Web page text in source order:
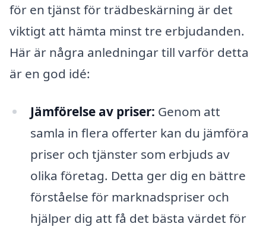
för en tjänst för trädbeskärning är det
viktigt att hämta minst tre erbjudanden.
Här är några anledningar till varför detta
är en god idé:
Jämförelse av priser: Genom att
samla in flera offerter kan du jämföra
priser och tjänster som erbjuds av
olika företag. Detta ger dig en bättre
förståelse för marknadspriser och
hjälper dig att få det bästa värdet för